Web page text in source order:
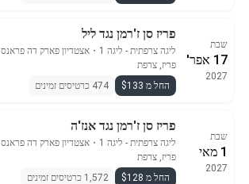
שבת
17 אפר'
2027
פריז סן ז'רמן נגד ליל
ליגה צרפתית - ליגה 1 ・ אצטדיון פארק דה פראנס
פריז, צרפת
החל מ $133
474 כרטיסים זמינים
שבת
1 מאי
2027
פריז סן ז'רמן נגד אנז'ה
ליגה צרפתית - ליגה 1 ・ אצטדיון פארק דה פראנס
פריז, צרפת
החל מ $128
1,572 כרטיסים זמינים